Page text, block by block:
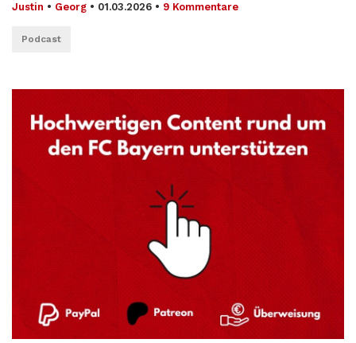
Justin • Georg • 01.03.2026 • 9 Kommentare
Podcast